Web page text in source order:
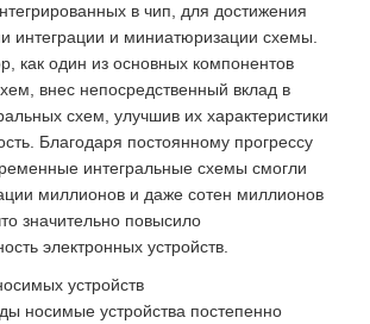
в чип, для достижения
интеграции и миниатюризации схемы.
как один из основных компонентов
внес непосредственный вклад в
схем, улучшив их характеристики
Благодаря постоянному прогрессу
интегральные схемы смогли
миллионов и даже сотен миллионов
значительно повысило
электронных устройств.
устройств
носимые устройства постепенно